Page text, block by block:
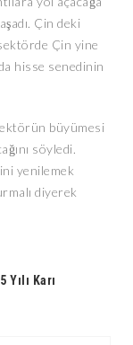
Çin deki
Çin yine
hisse senedinin
büyümesi
söyledi.
yenilemek
diyerek
Yılı Karı